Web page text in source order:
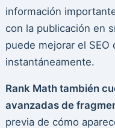
información
con la publicación en
puede mejorar el SEO
instantáneamente.
Rank Math también
avanzadas de
previa de cómo